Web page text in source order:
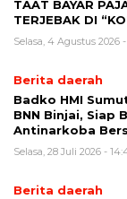
TAAT BAYAR
TERJEBAK DI
Selasa, 4 Agustus 2026
Berita daerah
Badko HMI
BNN Binjai, Siap
Antinarkoba
Selasa, 28 Juli 2026 -
Berita daerah